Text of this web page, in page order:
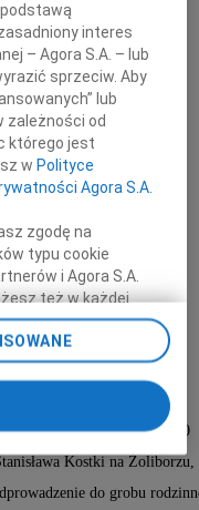
Grzelczyk
domu Piltz
w naszych sercach
córka z rodziną
odprawione zostanie
2009 roku o godzinie 10.30
Kostki na Żoliborzu,
do grobu
interes
– Agora S.A. – lub
sprzeciw. Aby
lub
zależności od
którego jest
w Polityce
Agora S.A.
zgodę na
typu cookie
i Agora S.A.
też w każdej
cookie,
Twoimi
poprzez
stopce serwisu i
jest także za
możemy